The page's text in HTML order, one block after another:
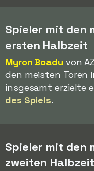
Spieler mit den
ersten Halbzeit
Myron Boadu von
den meisten Toren
insgesamt erzielte
des Spiels.
Spieler mit den
zweiten Halbzeit